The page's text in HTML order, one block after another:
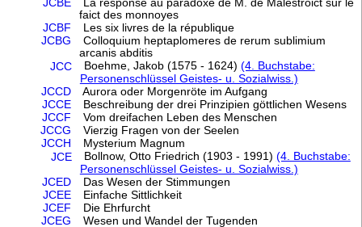
JCBE
La response au paradoxe de M. de Malestroict sur le
faict des monnoyes
JCBF
Les six livres de la république
JCBG
Colloquium heptaplomeres de rerum sublimium
arcanis abditis
JCC Boehme, Jakob (1575 - 1624) (4. Buchstabe:
Personenschlüssel Geistes- u. Sozialwiss.)
JCCD
Aurora oder Morgenröte im Aufgang
JCCE
Beschreibung der drei Prinzipien göttlichen Wesens
JCCF
Vom dreifachen Leben des Menschen
JCCG
Vierzig Fragen von der Seelen
JCCH
Mysterium Magnum
JCE Bollnow, Otto Friedrich (1903 - 1991) (4. Buchstabe:
Personenschlüssel Geistes- u. Sozialwiss.)
JCED
Das Wesen der Stimmungen
JCEE
Einfache Sittlichkeit
JCEF
Die Ehrfurcht
JCEG
Wesen und Wandel der Tugenden